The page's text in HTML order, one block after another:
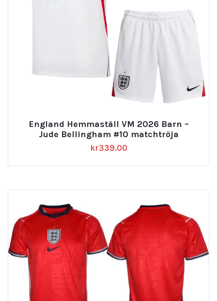
England Hemmaställ VM 2026 Barn –
Jude Bellingham #10 matchtröja
kr339.00